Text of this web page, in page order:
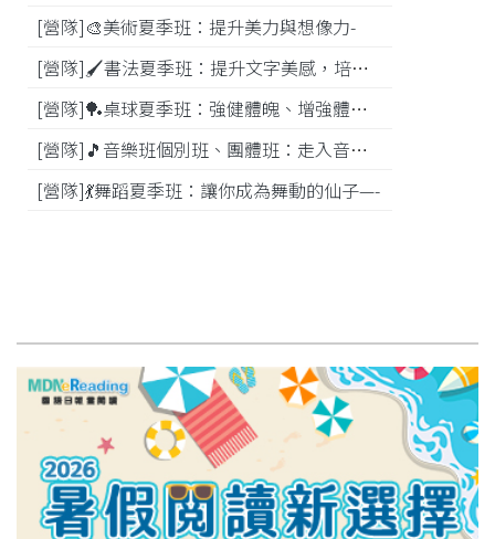
[營隊]🎨美術夏季班：提升美力與想像力-
[營隊]🖌️書法夏季班：提升文字美感，培養專注力—
[營隊]️🏓桌球夏季班：強健體魄、增強體能---
[營隊]🎵️音樂班個別班、團體班：走入音樂世界-
[營隊]💃舞蹈夏季班：讓你成為舞動的仙子—-